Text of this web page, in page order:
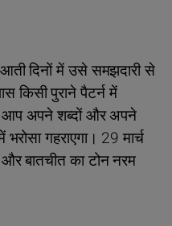
दिनों में उसे समझदारी से
किसी पुराने पैटर्न में
आप अपने शब्दों और अपने
गहराएगा। 29 मार्च
बातचीत का टोन नरम